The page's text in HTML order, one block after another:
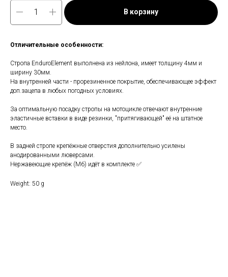
В корзину
Отличительные особенности:
Стропа EnduroElement выполнена из нейлона, имеет толщину 4мм и
ширину 30мм.
На внутренней части - прорезиненное покрытие, обеспечивающее эффект
доп.зацепа в любых погодных условиях.
За оптимальную посадку стропы на мотоцикле отвечают внутренние
эластичные вставки в виде резинки, "притягивающей" её на штатное
место.
В задней стропе крепёжные отверстия дополнительно усилены
анодированными люверсами.
Нержавеющие крепёж (М6) идёт в комплекте ✅
Weight: 50 g